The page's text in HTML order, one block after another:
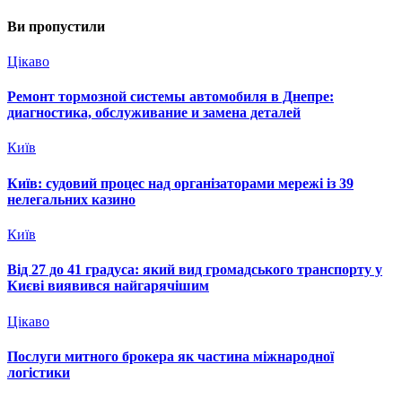
Ви пропустили
Цікаво
Ремонт тормозной системы автомобиля в Днепре:
диагностика, обслуживание и замена деталей
Київ
Київ: судовий процес над організаторами мережі із 39
нелегальних казино
Київ
Від 27 до 41 градуса: який вид громадського транспорту у
Києві виявився найгарячішим
Цікаво
Послуги митного брокера як частина міжнародної
логістики